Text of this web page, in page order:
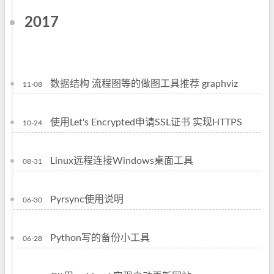
2017
11-08 数据结构 流程图等的做图工具推荐 graphviz
10-24 使用Let's Encrypted申请SSL证书 实现HTTPS
08-31 Linux远程连接Windows桌面工具
06-30 Pyrsync使用说明
06-28 Python写的备份小工具